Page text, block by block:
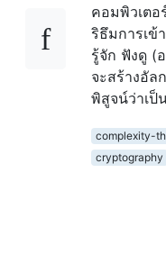
คอมพิวเต
ริธึมการเข้
รู้จัก ฟังดู (
จะสร้างอัล
พิสูจน์ว่าเป็
complexity-
cryptography